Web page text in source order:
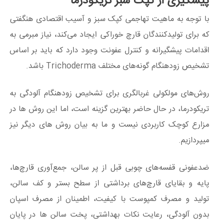
با توجه به ماهیت تهاجمی کپک سبز و آسیب اقتصادی هنگفتی
که برای تولیدکنندگان قارچ خوراکی ایجاد می‌کند، نیاز مبرمی به
اقدامات پیشگیرانه و کنترل عفونت وجود دارد که باید بر اساس
تشخیص زودهنگام گونه‌های مختلف Trichoderma باشد.
روش‌های مولکولی غربالگری برای تشخیص زودهنگام آلودگی به
تریکودرما، در حال حاضر بهترین گزینه است، اما این روش ها در
مزارع کوچک کاربردی نیست و ما به بیان روش های دیگر نیز
میپردازیم.
ضدعفونی قفسه‌های چوبی قبل از پر سالن، جمع‌آوری قارچ‌ها،
پایه و بقایای قارچ‌های برداشتی از سطح بستر و کف سالن،
تولید و مصرف کمپوست با کیفیت، اطمینان از مصرف اسپان
بدون آلودگی، رعایت نکات بهداشتی، پخت سالن ها در پایان